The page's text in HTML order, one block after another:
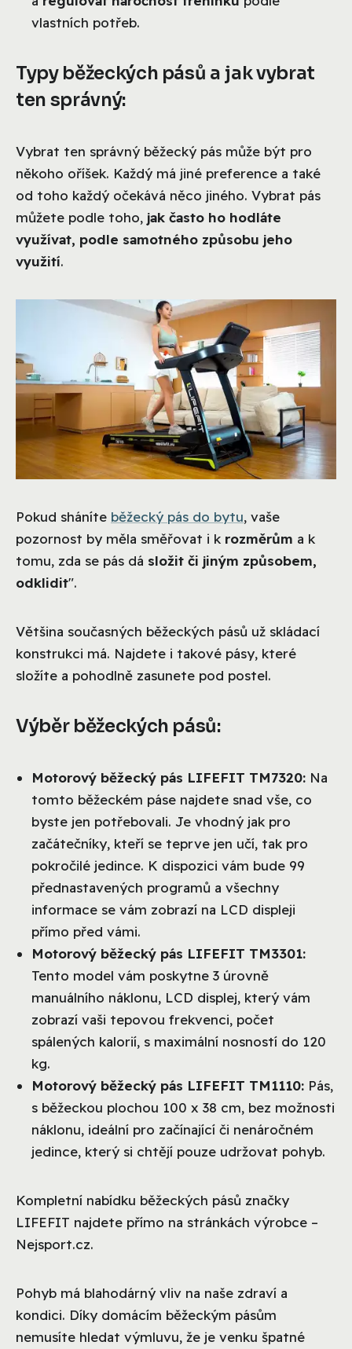
vlastních potřeb.
Typy běžeckých pásů a jak vybrat
ten správný:
Vybrat ten správný běžecký pás může být pro
někoho oříšek. Každý má jiné preference a také
od toho každý očekává něco jiného. Vybrat pás
můžete podle toho, jak často ho hodláte
využívat, podle samotného způsobu jeho
využití.
Pokud sháníte běžecký pás do bytu, vaše
pozornost by měla směřovat i k rozměrům a k
tomu, zda se pás dá složit či jiným způsobem,
odklidit".
Většina současných běžeckých pásů už skládací
konstrukci má. Najdete i takové pásy, které
složíte a pohodlně zasunete pod postel.
Výběr běžeckých pásů:
Motorový běžecký pás LIFEFIT TM7320: Na
tomto běžeckém páse najdete snad vše, co
byste jen potřebovali. Je vhodný jak pro
začátečníky, kteří se teprve jen učí, tak pro
pokročilé jedince. K dispozici vám bude 99
přednastavených programů a všechny
informace se vám zobrazí na LCD displeji
přímo před vámi.
Motorový běžecký pás LIFEFIT TM3301:
Tento model vám poskytne 3 úrovně
manuálního náklonu, LCD displej, který vám
zobrazí vaši tepovou frekvenci, počet
spálených kalorií, s maximální nosností do 120
kg.
Motorový běžecký pás LIFEFIT TM1110: Pás,
s běžeckou plochou 100 x 38 cm, bez možnosti
náklonu, ideální pro začínající či nenáročném
jedince, který si chtějí pouze udržovat pohyb.
Kompletní nabídku běžeckých pásů značky
LIFEFIT najdete přímo na stránkách výrobce –
Nejsport.cz.
Pohyb má blahodárný vliv na naše zdraví a
kondici. Díky domácím běžeckým pásům
nemusíte hledat výmluvu, že je venku špatné